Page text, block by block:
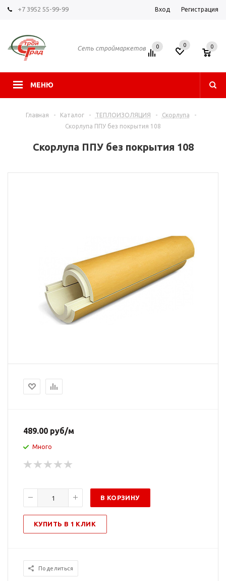
+7 3952 55-99-99 Вход Регистрация
Сеть строймаркетов
МЕНЮ
0 0 0
Главная - Каталог - ТЕПЛОИЗОЛЯЦИЯ - Скорлупа
-
Скорлупа ППУ без покрытия 108
Скорлупа ППУ без покрытия 108
489.00 руб/м
Много
В КОРЗИНУ
КУПИТЬ В 1 КЛИК
Поделиться